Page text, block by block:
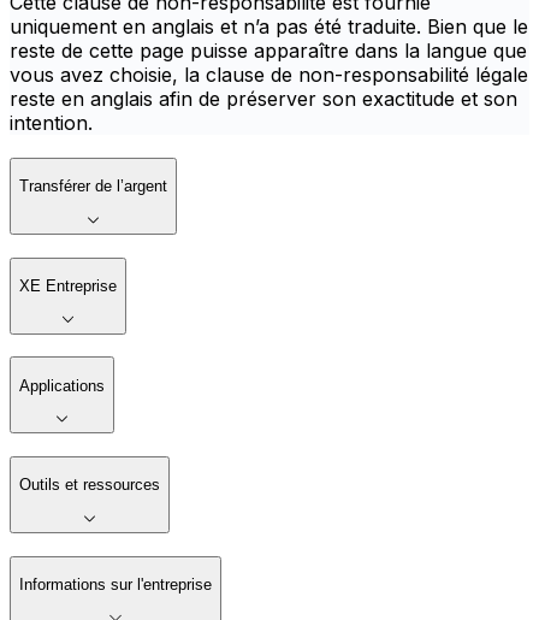
uniquement en anglais et n’a pas été traduite. Bien que le
reste de cette page puisse apparaître dans la langue que
vous avez choisie, la clause de non-responsabilité légale
reste en anglais afin de préserver son exactitude et son
intention.
Transférer de l’argent
XE Entreprise
Applications
Outils et ressources
Informations sur l'entreprise